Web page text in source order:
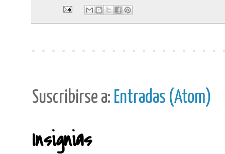
Suscribirse a: Entradas (Atom)
Insignias